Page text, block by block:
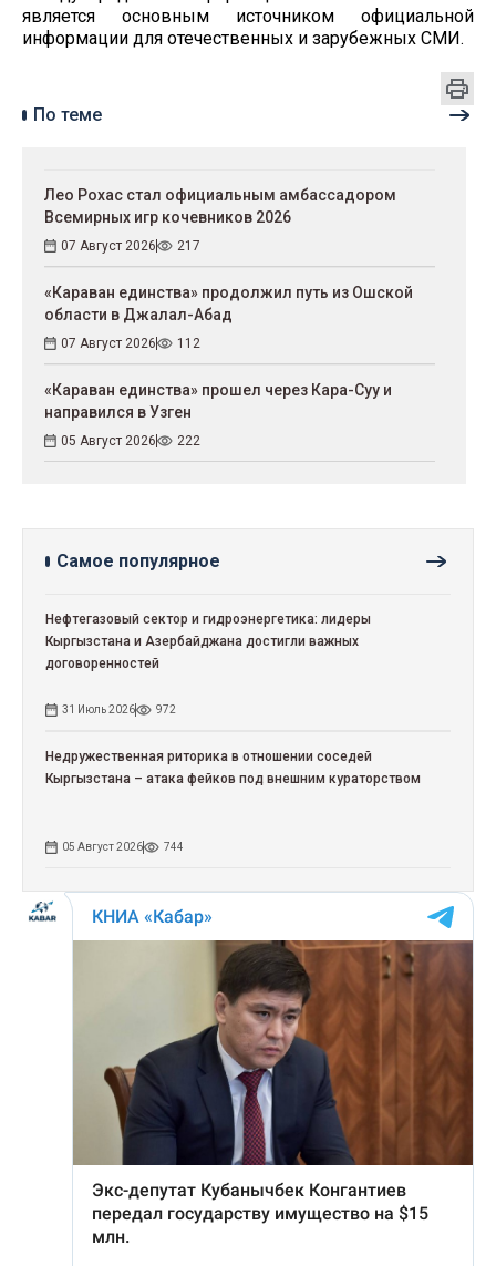
является основным источником официальной
информации для отечественных и зарубежных СМИ.
По теме
Лео Рохас стал официальным амбассадором
Всемирных игр кочевников 2026
07 Август 2026 217
«Караван единства» продолжил путь из Ошской
области в Джалал-Абад
07 Август 2026 112
«Караван единства» прошел через Кара-Суу и
направился в Узген
05 Август 2026 222
Самое популярное
Нефтегазовый сектор и гидроэнергетика: лидеры
Кыргызстана и Азербайджана достигли важных
договоренностей
31 Июль 2026 972
Недружественная риторика в отношении соседей
Кыргызстана – атака фейков под внешним кураторством
05 Август 2026 744